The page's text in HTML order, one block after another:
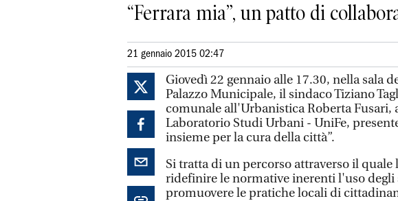
“Ferrara mia”, un patto di
21 gennaio 2015 02:47
Giovedì 22 gennaio alle 17.30, nella sala
Palazzo Municipale, il sindaco Tiziano
comunale all'Urbanistica Roberta Fusari,
Laboratorio Studi Urbani - UniFe,
insieme per la cura della città”.
Si tratta di un percorso attraverso il
ridefinire le normative inerenti l'uso
promuovere le pratiche locali di